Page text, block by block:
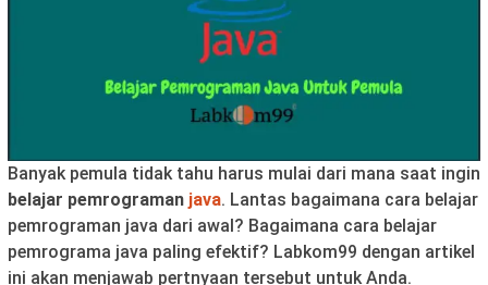
Banyak pemula tidak tahu harus mulai dari mana saat ingin
belajar pemrograman java. Lantas bagaimana cara belajar
pemrograman java dari awal? Bagaimana cara belajar
pemrograma java paling efektif? Labkom99 dengan artikel
ini akan menjawab pertnyaan tersebut untuk Anda.